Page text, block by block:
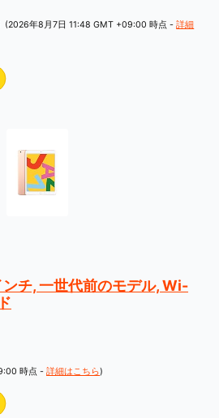
(2026年8月7日 11:48 GMT +09:00 時点 -詳細
チ, 一世代前のモデル, Wi-
時点 - 詳細はこちら)